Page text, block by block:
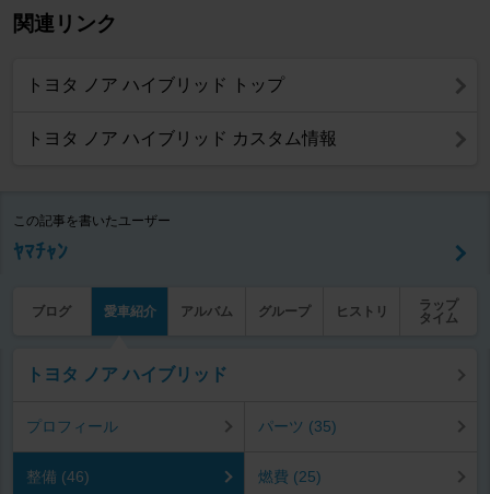
関連リンク
トヨタ ノア ハイブリッド トップ
トヨタ ノア ハイブリッド カスタム情報
この記事を書いたユーザー
ﾔﾏﾁｬﾝ
ブログ 愛車紹介 アルバム グループ ヒストリ
ラップ
タイム
トヨタ ノア ハイブリッド
プロフィール パーツ (35)
整備 (46) 燃費 (25)